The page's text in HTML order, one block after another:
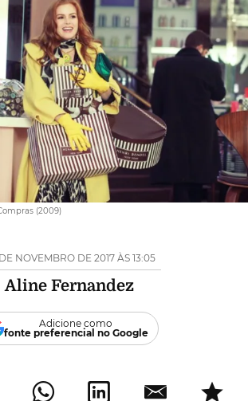
(2009)
NOVEMBRO DE 2017 ÀS 13:05
Aline Fernandez
Adicione como
fonte preferencial no Google